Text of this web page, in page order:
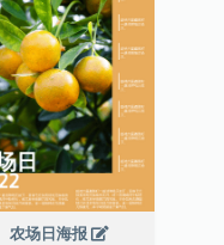
农场日海报